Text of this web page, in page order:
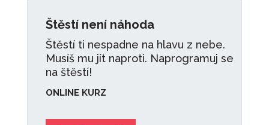
Štěstí není náhoda
Štěstí ti nespadne na hlavu z nebe.
Musíš mu jít naproti. Naprogramuj se
na štěstí!
ONLINE KURZ